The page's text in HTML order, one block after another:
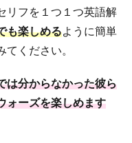
リフを１つ１つ英語解
も楽しめるように簡単
ください。
は分からなかった彼ら
ォーズを楽しめます